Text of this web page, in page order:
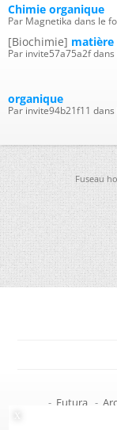
Chimie organique
Par Magnetika dans le
[Biochimie] matière
Par invite57a75a2f
organique
Par invite94b21f11
Fuseau
- Futura -